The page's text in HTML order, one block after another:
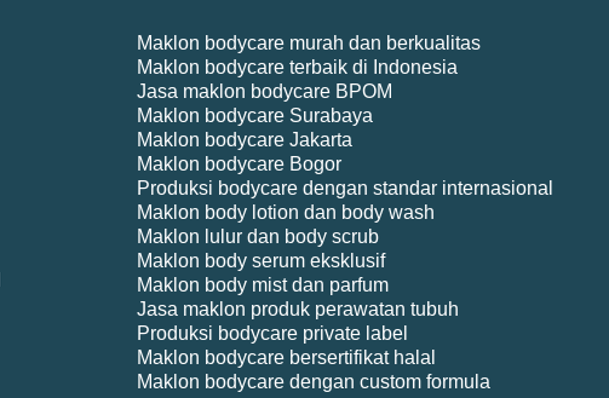
Maklon bodycare murah dan berkualitas
Maklon bodycare terbaik di Indonesia
Jasa maklon bodycare BPOM
Maklon bodycare Surabaya
Maklon bodycare Jakarta
Maklon bodycare Bogor
Produksi bodycare dengan standar internasional
Maklon body lotion dan body wash
Maklon lulur dan body scrub
Maklon body serum eksklusif
Maklon body mist dan parfum
Jasa maklon produk perawatan tubuh
Produksi bodycare private label
Maklon bodycare bersertifikat halal
Maklon bodycare dengan custom formula